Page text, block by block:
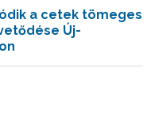
a cetek tömeges
Új-